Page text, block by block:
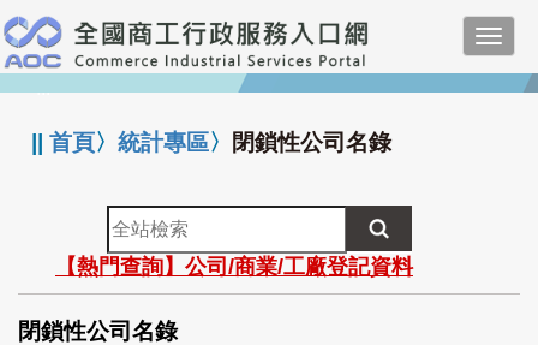
跳
到
主
要
:::
||首頁〉統計專區〉 閉鎖性公司名錄
全
站
檢
索
【熱門查詢】公司/商業/工廠登記資料
閉鎖性公司名錄